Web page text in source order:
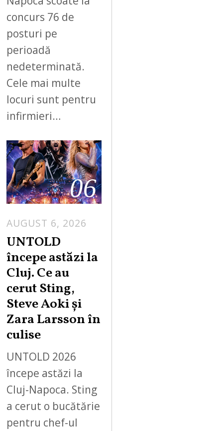
concurs 76 de
posturi pe
perioadă
nedeterminată.
Cele mai multe
locuri sunt pentru
infirmieri…
06
AUGUST 6, 2026
UNTOLD
începe astăzi la
Cluj. Ce au
cerut Sting,
Steve Aoki și
Zara Larsson în
culise
UNTOLD 2026
începe astăzi la
Cluj-Napoca. Sting
a cerut o bucătărie
pentru chef-ul